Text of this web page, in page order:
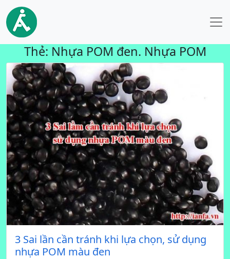
Thẻ: Nhựa POM đen. Nhựa POM
3 Sai lần cần tránh khi lựa chọn, sử dụng
nhựa POM màu đen